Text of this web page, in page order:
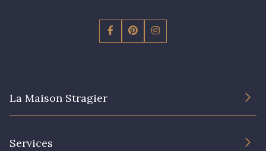
La Maison Stragier
Services